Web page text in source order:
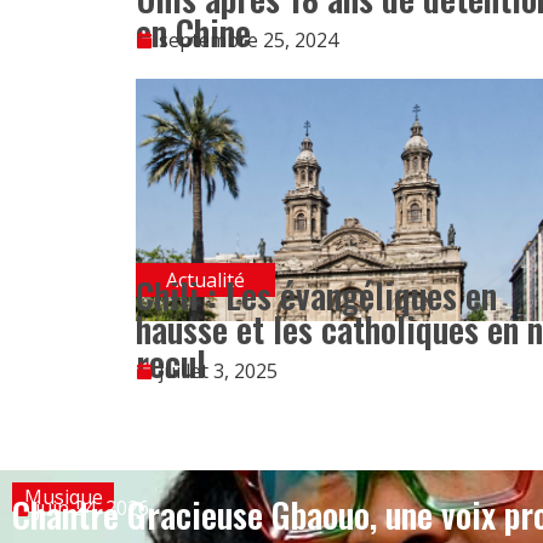
en Chine
septembre 25, 2024
Actualité
Chili : Les évangéliques en
hausse et les catholiques en
recul
juillet 3, 2025
Musique
juin 24, 2026
Chantre Gracieuse Gbaouo, une voix